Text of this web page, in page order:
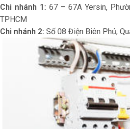
Chi nhánh 1: 67 – 67A Yersin,
TPHCM
Chi nhánh 2: Số 08 Điện Biên Phủ,